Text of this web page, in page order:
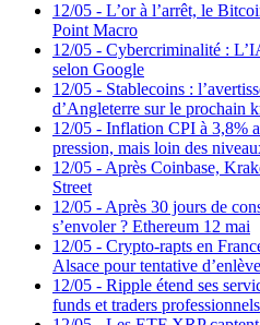
12/05 - L’or à l’arrêt, le
Point Macro
12/05 - Cybercriminalité :
selon Google
12/05 - Stablecoins :
d’Angleterre sur le prochain
12/05 - Inflation CPI à 3,8%
pression, mais loin des
12/05 - Après Coinbase,
Street
12/05 - Après 30 jours de
s’envoler ? Ethereum 12 mai
12/05 - Crypto-rapts en
Alsace pour tentative
12/05 - Ripple étend ses
funds et traders professionnels